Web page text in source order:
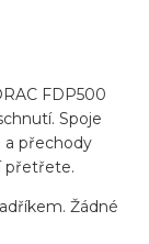
FDP500
Spoje
a přechody
přetřete.
Žádné